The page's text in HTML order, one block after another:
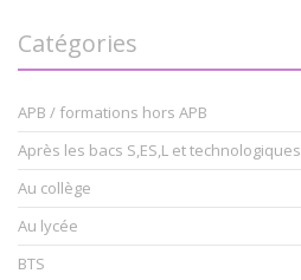
Catégories
APB / formations hors APB
Après les bacs S,ES,L et technologiques
Au collège
Au lycée
BTS